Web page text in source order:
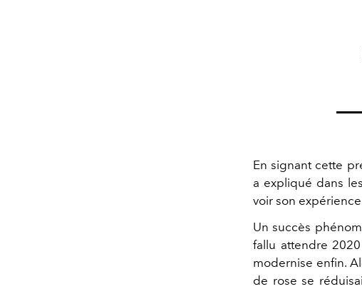
En signant cette
a expliqué dans
voir son
Un succès
fallu attendre
modernise enfin.
de rose se